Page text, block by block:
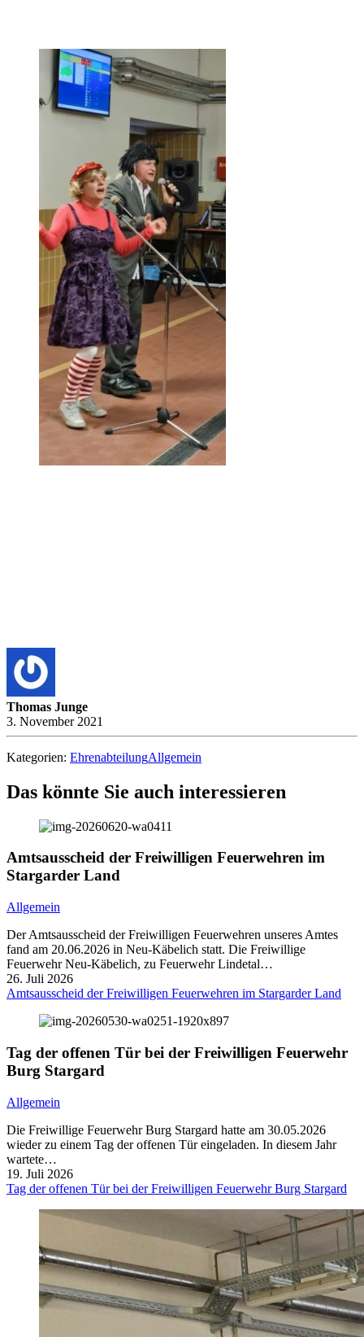
Thomas Junge
3. November 2021
Kategorien: EhrenabteilungAllgemein
Das könnte Sie auch interessieren
Amtsausscheid der Freiwilligen Feuerwehren im
Stargarder Land
Allgemein
Der Amtsausscheid der Freiwilligen Feuerwehren unseres Amtes
fand am 20.06.2026 in Neu-Käbelich statt. Die Freiwillige
Feuerwehr Neu-Käbelich, zu Feuerwehr Lindetal…
26. Juli 2026
Amtsausscheid der Freiwilligen Feuerwehren im Stargarder Land
Tag der offenen Tür bei der Freiwilligen Feuerwehr
Burg Stargard
Allgemein
Die Freiwillige Feuerwehr Burg Stargard hatte am 30.05.2026
wieder zu einem Tag der offenen Tür eingeladen. In diesem Jahr
wartete…
19. Juli 2026
Tag der offenen Tür bei der Freiwilligen Feuerwehr Burg Stargard